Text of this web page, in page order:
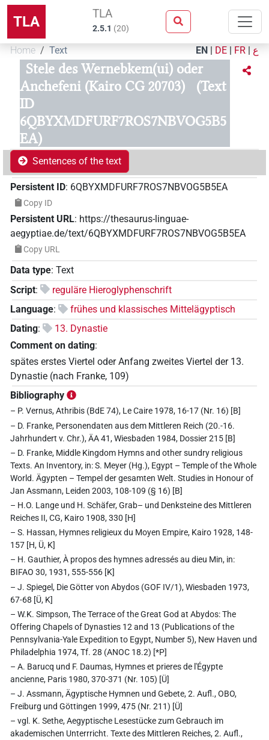
TLA TLA
2.5.1 (20)
Home Text EN | DE | FR | ع
Stele des Wernebkem(ui) oder
Anchefeni (Kairo CG 20703)
(Text
ID
6QBYXMDFURF7ROS7NBVOG5B5
EA)
Sentences of the text
Persistent ID: 6QBYXMDFURF7ROS7NBVOG5B5EA
Copy ID
Persistent URL: https://thesaurus-linguae-
aegyptiae.de/text/6QBYXMDFURF7ROS7NBVOG5B5EA
Copy URL
Data type: Text
Script:
reguläre Hieroglyphenschrift
Language:
frühes und klassisches Mittelägyptisch
Dating:
13. Dynastie
Comment on dating:
spätes erstes Viertel oder Anfang zweites Viertel der 13.
Dynastie (nach Franke, 109)
Bibliography
– P. Vernus, Athribis (BdE 74), Le Caire 1978, 16-17 (Nr. 16) [B]
– D. Franke, Personendaten aus dem Mittleren Reich (20.-16.
Jahrhundert v. Chr.), ÄA 41, Wiesbaden 1984, Dossier 215 [B]
– D. Franke, Middle Kingdom Hymns and other sundry religious
Texts. An Inventory, in: S. Meyer (Hg.), Egypt – Temple of the Whole
World. Ägypten – Tempel der gesamten Welt. Studies in Honour of
Jan Assmann, Leiden 2003, 108-109 (§ 16) [B]
– H.O. Lange und H. Schäfer, Grab– und Denksteine des Mittleren
Reiches II, CG, Kairo 1908, 330 [H]
– S. Hassan, Hymnes religieux du Moyen Empire, Kairo 1928, 148-
157 [H, Ü, K]
– H. Gauthier, À propos des hymnes adressés au dieu Min, in:
BIFAO 30, 1931, 555-556 [K]
– J. Spiegel, Die Götter von Abydos (GOF IV/1), Wiesbaden 1973,
67-68 [Ü, K]
– W.K. Simpson, The Terrace of the Great God at Abydos: The
Offering Chapels of Dynasties 12 and 13 (Publications of the
Pennsylvania-Yale Expedition to Egypt, Number 5), New Haven und
Philadelphia 1974, Tf. 28 (ANOC 18.2) [*P]
– A. Barucq und F. Daumas, Hymnes et prieres de l'Égypte
ancienne, Paris 1980, 370-371 (Nr. 105) [Ü]
– J. Assmann, Ägyptische Hymnen und Gebete, 2. Aufl., OBO,
Freiburg und Göttingen 1999, 475 (Nr. 211) [Ü]
– vgl. K. Sethe, Aegyptische Lesestücke zum Gebrauch im
akademischen Unterrricht. Texte des Mittleren Reiches, 2. Aufl.,